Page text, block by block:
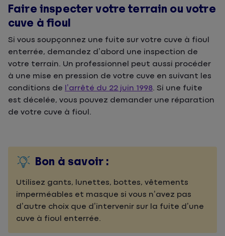
Faire inspecter votre terrain ou votre
cuve à fioul
Si vous soupçonnez une fuite sur votre cuve à fioul
enterrée, demandez d’abord une inspection de
votre terrain. Un professionnel peut aussi procéder
à une mise en pression de votre cuve en suivant les
conditions de l’arrêté du 22 juin 1998. Si une fuite
est décelée, vous pouvez demander une réparation
de votre cuve à fioul.
Bon à savoir :
Utilisez gants, lunettes, bottes, vêtements
imperméables et masque si vous n’avez pas
d’autre choix que d’intervenir sur la fuite d’une
cuve à fioul enterrée.